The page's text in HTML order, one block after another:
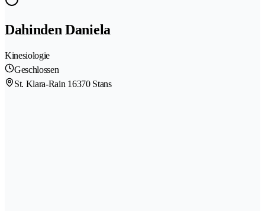
Dahinden Daniela
Kinesiologie
Geschlossen
St. Klara-Rain 16370 Stans